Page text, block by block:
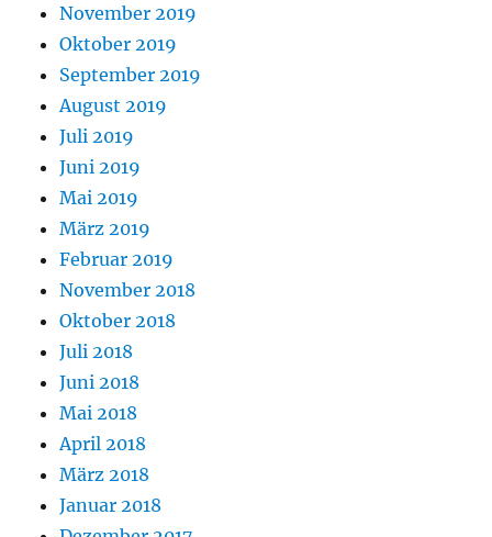
November 2019
Oktober 2019
September 2019
August 2019
Juli 2019
Juni 2019
Mai 2019
März 2019
Februar 2019
November 2018
Oktober 2018
Juli 2018
Juni 2018
Mai 2018
April 2018
März 2018
Januar 2018